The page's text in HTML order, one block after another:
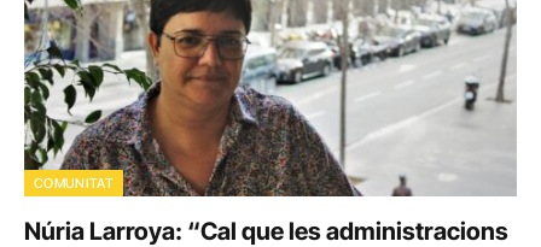
COMUNITAT
Núria Larroya: “Cal que les administracions